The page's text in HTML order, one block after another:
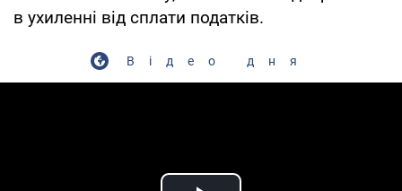
в ухиленні від сплати податків.
Відео дня